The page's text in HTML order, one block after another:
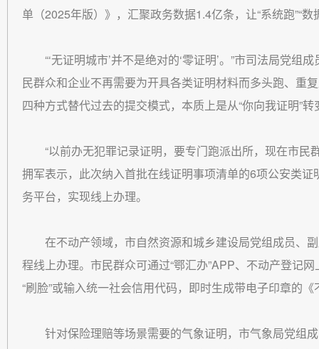
单（2025年版）》，汇聚政务数据1.4亿条，让“系统跑”“数
“‘无证明城市’并不是绝对的‘零证明’。”市司法局党组
民群众和企业不再需要为开具各类证明材料而多头跑、重
四种方式替代过去的提交模式，本质上是从“你向我证明”转
“以前办无犯罪记录证明，要专门跑派出所，现在市
拥军表示，此次纳入首批在线证明事项清单的6项公安类
务平台，实现线上办理。
在不动产领域，市自然资源和城乡建设局党组成员、
程线上办理。市民群众可通过“鄂汇办”APP、不动产登记
“刷脸”或输入统一社会信用代码，即时生成带电子印章的
针对保险理赔等场景需要的气象证明，市气象局党组